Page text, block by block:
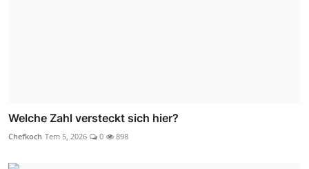
Welche Zahl versteckt sich hier?
Chefkoch Tem 5, 2026 0 898